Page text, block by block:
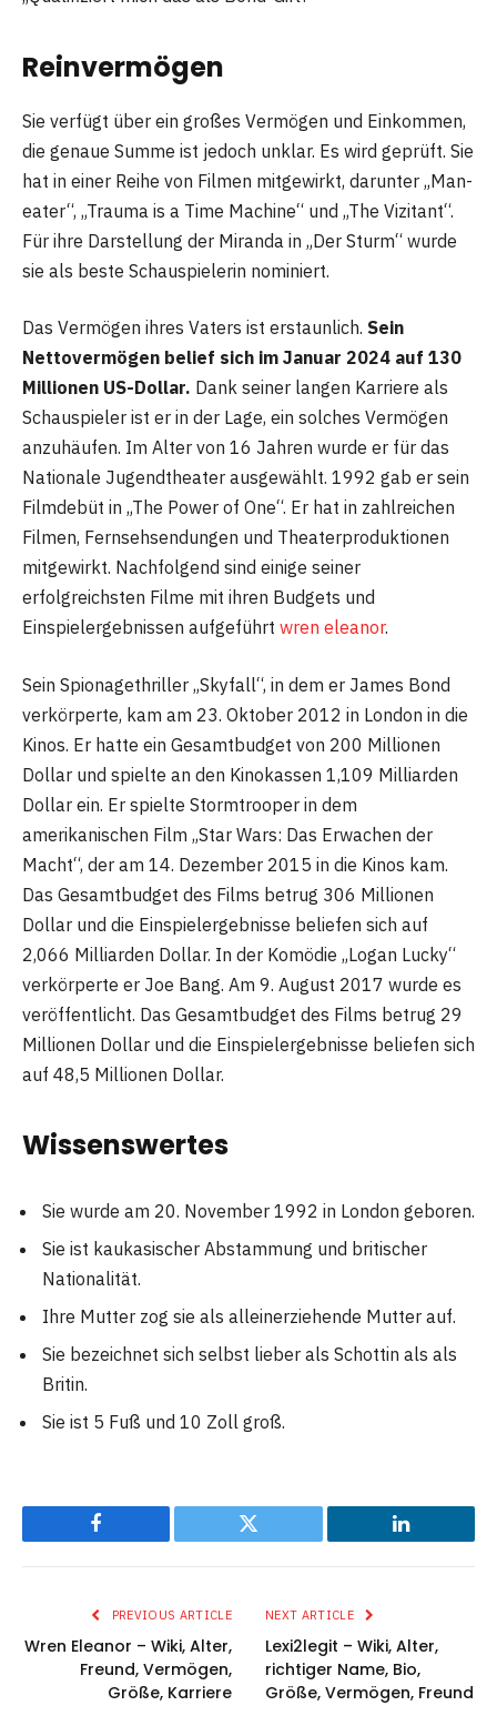
Reinvermögen
Sie verfügt über ein großes Vermögen und Einkommen,
die genaue Summe ist jedoch unklar. Es wird geprüft. Sie
hat in einer Reihe von Filmen mitgewirkt, darunter „Man-
eater“, „Trauma is a Time Machine“ und „The Vizitant“.
Für ihre Darstellung der Miranda in „Der Sturm“ wurde
sie als beste Schauspielerin nominiert.
Das Vermögen ihres Vaters ist erstaunlich. Sein
Nettovermögen belief sich im Januar 2024 auf 130
Millionen US-Dollar. Dank seiner langen Karriere als
Schauspieler ist er in der Lage, ein solches Vermögen
anzuhäufen. Im Alter von 16 Jahren wurde er für das
Nationale Jugendtheater ausgewählt. 1992 gab er sein
Filmdebüt in „The Power of One“. Er hat in zahlreichen
Filmen, Fernsehsendungen und Theaterproduktionen
mitgewirkt. Nachfolgend sind einige seiner
erfolgreichsten Filme mit ihren Budgets und
Einspielergebnissen aufgeführt wren eleanor.
Sein Spionagethriller „Skyfall“, in dem er James Bond
verkörperte, kam am 23. Oktober 2012 in London in die
Kinos. Er hatte ein Gesamtbudget von 200 Millionen
Dollar und spielte an den Kinokassen 1,109 Milliarden
Dollar ein. Er spielte Stormtrooper in dem
amerikanischen Film „Star Wars: Das Erwachen der
Macht“, der am 14. Dezember 2015 in die Kinos kam.
Das Gesamtbudget des Films betrug 306 Millionen
Dollar und die Einspielergebnisse beliefen sich auf
2,066 Milliarden Dollar. In der Komödie „Logan Lucky“
verkörperte er Joe Bang. Am 9. August 2017 wurde es
veröffentlicht. Das Gesamtbudget des Films betrug 29
Millionen Dollar und die Einspielergebnisse beliefen sich
auf 48,5 Millionen Dollar.
Wissenswertes
Sie wurde am 20. November 1992 in London geboren.
Sie ist kaukasischer Abstammung und britischer
Nationalität.
Ihre Mutter zog sie als alleinerziehende Mutter auf.
Sie bezeichnet sich selbst lieber als Schottin als als
Britin.
Sie ist 5 Fuß und 10 Zoll groß.
Facebook Twitter LinkedIn
PREVIOUS ARTICLE
Wren Eleanor – Wiki, Alter,
Freund, Vermögen,
Größe, Karriere
NEXT ARTICLE
Lexi2legit – Wiki, Alter,
richtiger Name, Bio,
Größe, Vermögen, Freund